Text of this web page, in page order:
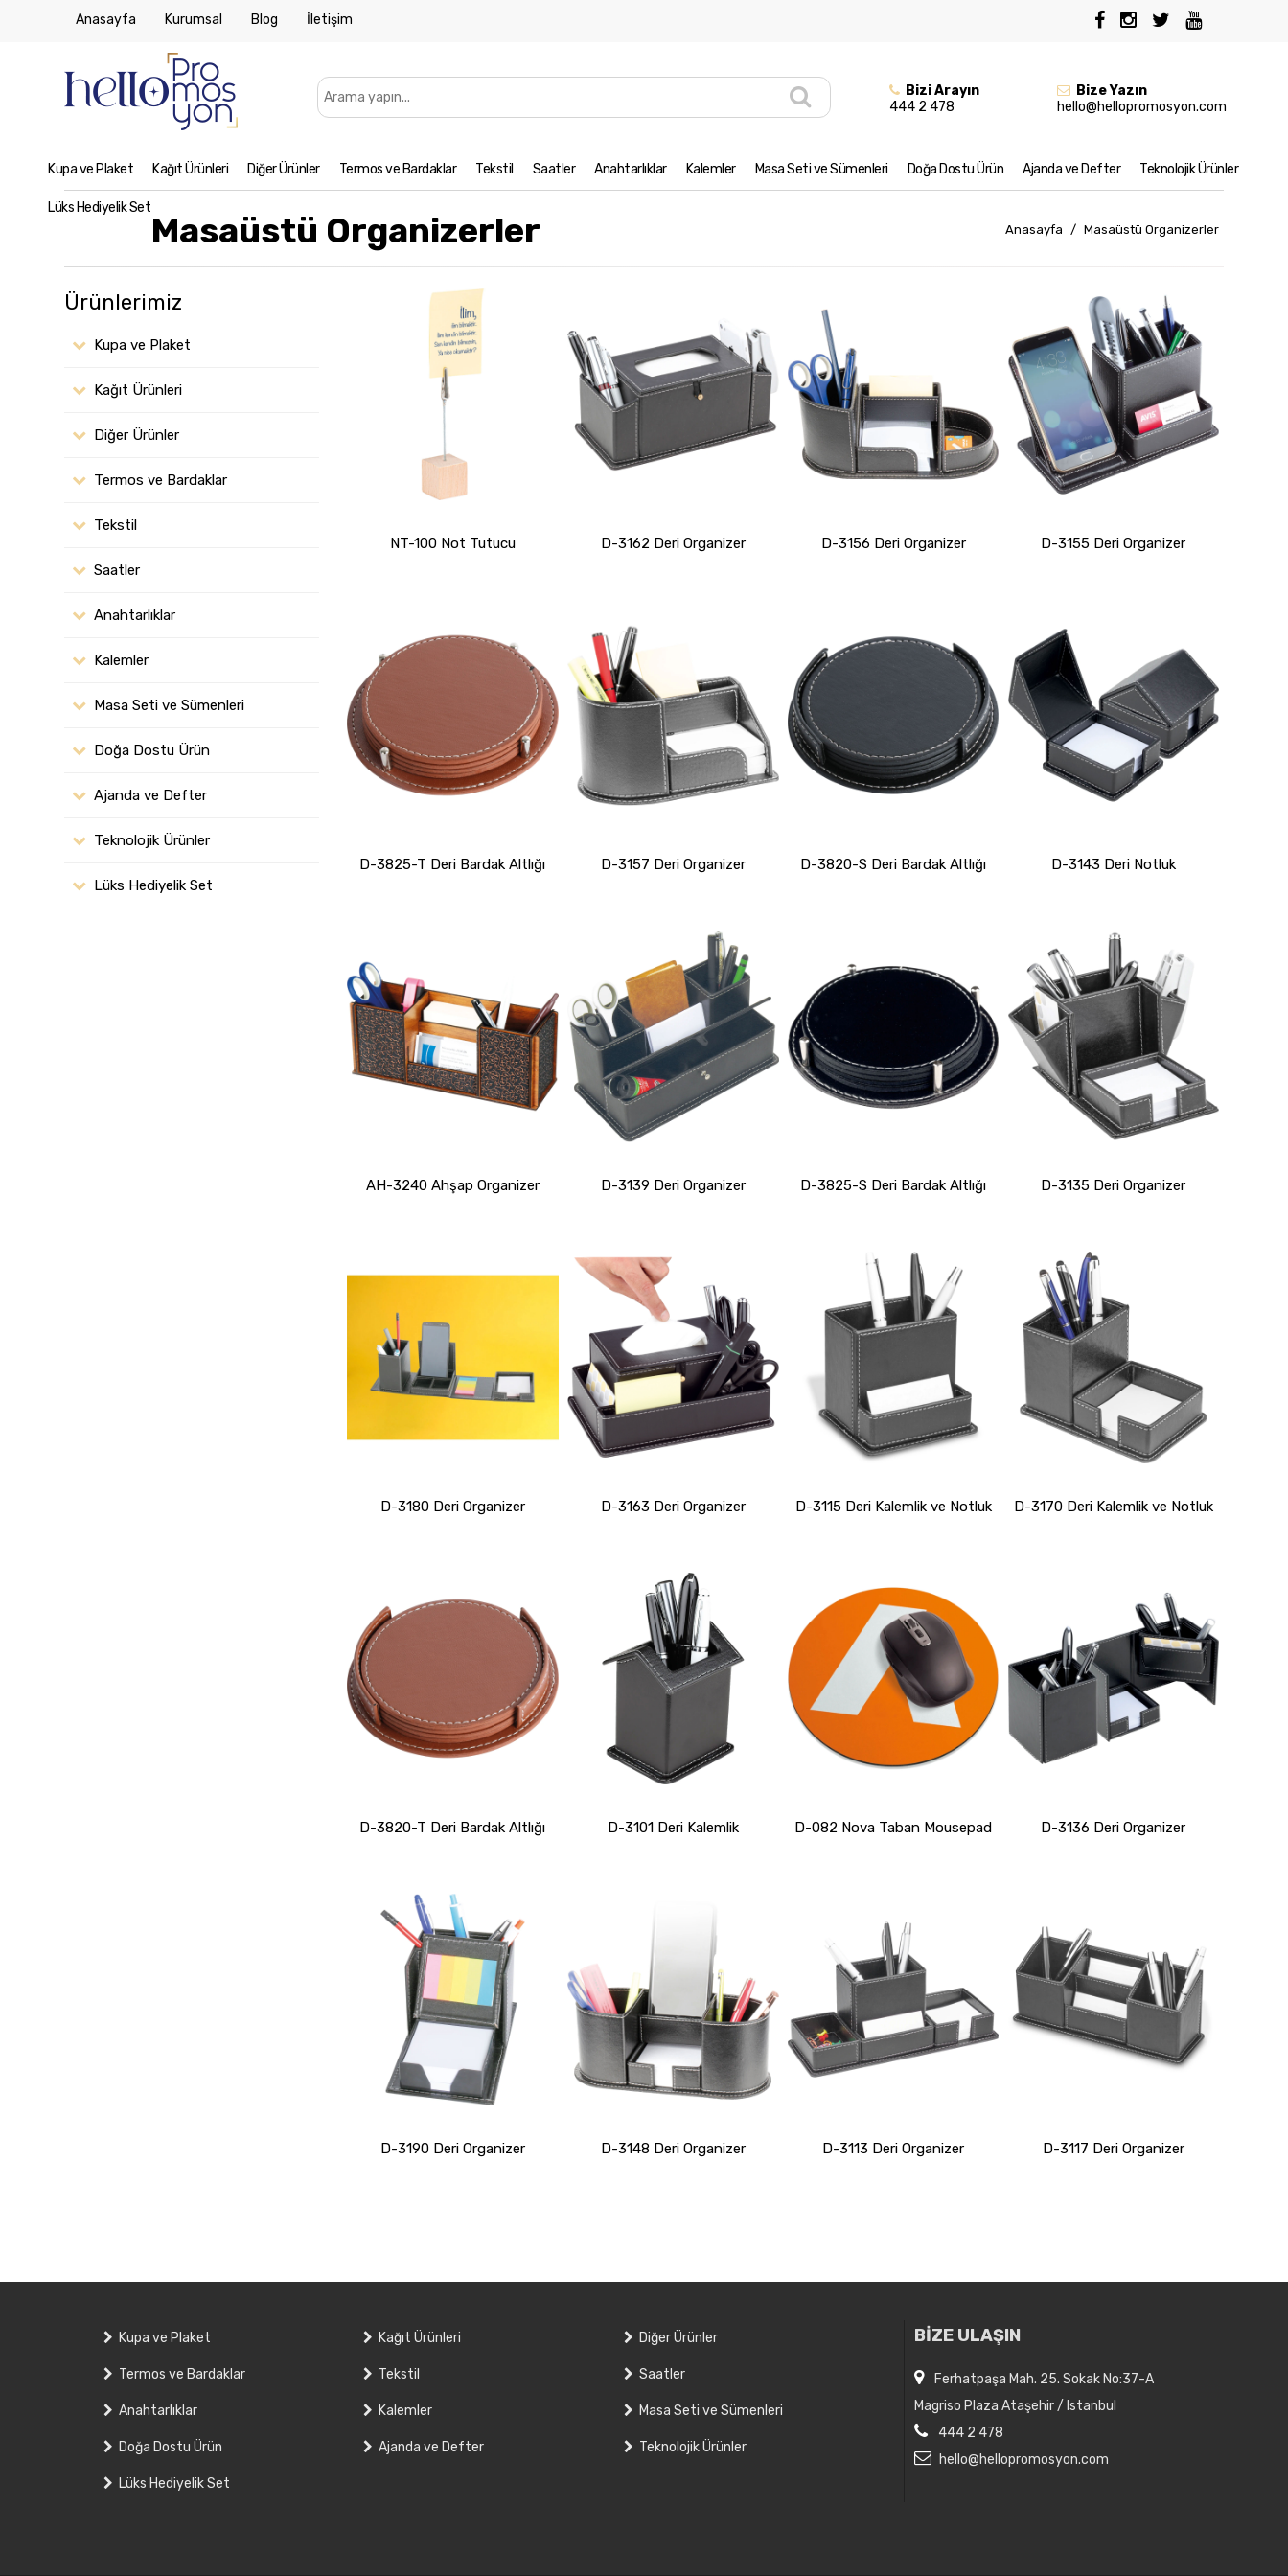
Anasayfa Kurumsal Blog İletişim
Bizi Arayın
444 2 478
Bize Yazın
hello@hellopromosyon.com
Kupa ve Plaket Kağıt Ürünleri Diğer Ürünler Termos ve Bardaklar Tekstil Saatler Anahtarlıklar Kalemler Masa Seti ve Sümenleri Doğa Dostu Ürün Ajanda ve Defter Teknolojik Ürünler
Lüks Hediyelik Set
Anasayfa / Masaüstü Organizerler
Masaüstü Organizerler
NT-100 Not Tutucu D-3162 Deri Organizer D-3156 Deri Organizer D-3155 Deri Organizer
D-3825-T Deri Bardak Altlığı D-3157 Deri Organizer D-3820-S Deri Bardak Altlığı D-3143 Deri Notluk
AH-3240 Ahşap Organizer D-3139 Deri Organizer D-3825-S Deri Bardak Altlığı D-3135 Deri Organizer
D-3180 Deri Organizer D-3163 Deri Organizer D-3115 Deri Kalemlik ve Notluk D-3170 Deri Kalemlik ve Notluk
D-3820-T Deri Bardak Altlığı D-3101 Deri Kalemlik D-082 Nova Taban Mousepad D-3136 Deri Organizer
D-3190 Deri Organizer D-3148 Deri Organizer D-3113 Deri Organizer D-3117 Deri Organizer
Ürünlerimiz
Kupa ve Plaket
Kağıt Ürünleri
Diğer Ürünler
Termos ve Bardaklar
Tekstil
Saatler
Anahtarlıklar
Kalemler
Masa Seti ve Sümenleri
Doğa Dostu Ürün
Ajanda ve Defter
Teknolojik Ürünler
Lüks Hediyelik Set
Kupa ve Plaket Kağıt Ürünleri Diğer Ürünler
Termos ve Bardaklar Tekstil Saatler
Anahtarlıklar Kalemler Masa Seti ve Sümenleri
Doğa Dostu Ürün Ajanda ve Defter Teknolojik Ürünler
Lüks Hediyelik Set
BİZE ULAŞIN
Ferhatpaşa Mah. 25. Sokak No:37-A
Magriso Plaza Ataşehir / Istanbul
444 2 478
hello@hellopromosyon.com